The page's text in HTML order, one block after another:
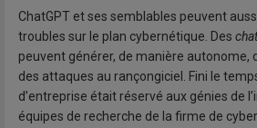
ChatGPT et ses semblables peuvent
troubles sur le plan cybernétique. Des
peuvent générer, de manière autonome,
des attaques au rançongiciel. Fini le
d’entreprise était réservé aux génies de
équipes de recherche de la firme de